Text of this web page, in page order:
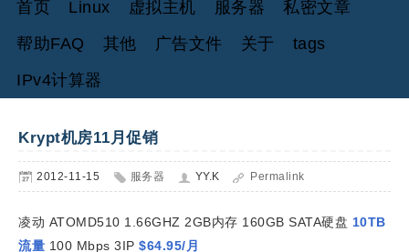
首页 Linux 虚拟主机 服务器
私密文章
帮助FAQ
其他 广告文件 关于
tags
IPv4计算器
Krypt机房11月促销
2012-11-15 服务器 YY.K Permalink
凌动 ATOMD510 1.66GHZ 2GB内存 160GB SATA硬盘 10TB
流量 100 Mbps 3IP $64.95/月